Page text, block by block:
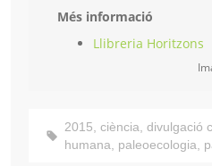
Més informació
Llibreria Horitzons
2015, ciència, divulgació
humana, paleoecologia,